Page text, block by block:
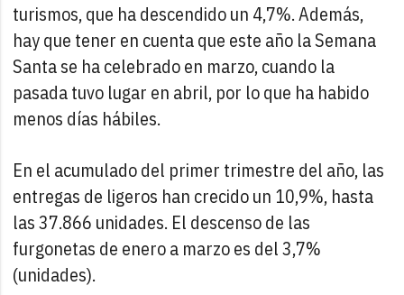
turismos, que ha descendido un 4,7%. Además,
hay que tener en cuenta que este año la Semana
Santa se ha celebrado en marzo, cuando la
pasada tuvo lugar en abril, por lo que ha habido
menos días hábiles.
En el acumulado del primer trimestre del año, las
entregas de ligeros han crecido un 10,9%, hasta
las 37.866 unidades. El descenso de las
furgonetas de enero a marzo es del 3,7%
(unidades).